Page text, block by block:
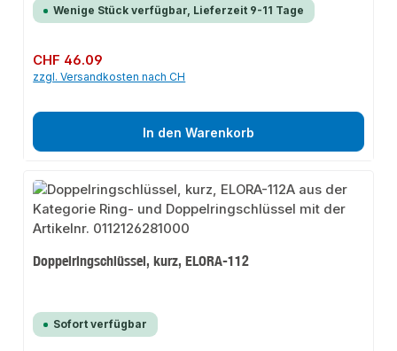
Wenige Stück verfügbar, Lieferzeit 9-11 Tage
Regulärer Preis:
CHF 46.09
zzgl. Versandkosten nach CH
In den Warenkorb
Doppelringschlüssel, kurz, ELORA-112
Sofort verfügbar